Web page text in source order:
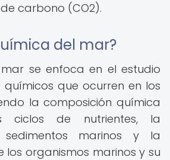
carbono (CO2).
del mar?
se enfoca en el estudio
que ocurren en los
la composición química
ciclos de nutrientes, la
marinos y la
los organismos marinos y su